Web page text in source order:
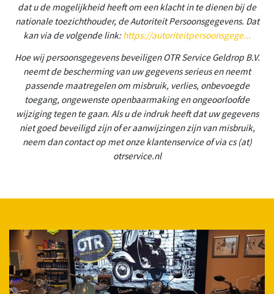
dat u de mogelijkheid heeft om een klacht in te dienen bij de
nationale toezichthouder, de Autoriteit Persoonsgegevens. Dat
kan via de volgende link:https://autoriteitpersoonsgege...
Hoe wij persoonsgegevens beveiligen OTR Service Geldrop B.V.
neemt de bescherming van uw gegevens serieus en neemt
passende maatregelen om misbruik, verlies, onbevoegde
toegang, ongewenste openbaarmaking en ongeoorloofde
wijziging tegen te gaan. Als u de indruk heeft dat uw gegevens
niet goed beveiligd zijn of er aanwijzingen zijn van misbruik,
neem dan contact op met onze klantenservice of via cs (at)
otrservice.nl